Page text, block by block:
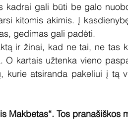
kadrai gali būti be galo
kitomis akimis. Į
gedimas gali padėti.
ir žinai, kad ne tai, ne tas
kartais užtenka vieno
kurie atsiranda pakeliui į tą
Makbetas“. Tos pranašiškos